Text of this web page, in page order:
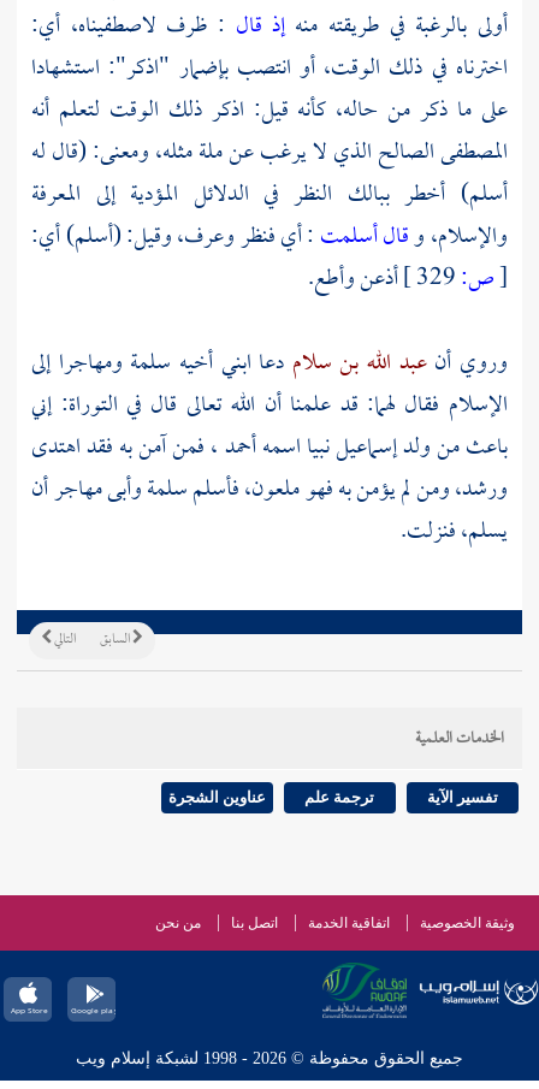
أولى بالرغبة في طريقته منهإذ قال : ظرف لاصطفيناه، أي:
اخترناه في ذلك الوقت، أو انتصب بإضمار "اذكر": استشهادا
على ما ذكر من حاله، كأنه قيل: اذكر ذلك الوقت لتعلم أنه
المصطفى الصالح الذي لا يرغب عن ملة مثله، ومعنى: (قال له
أسلم) أخطر ببالك النظر في الدلائل المؤدية إلى المعرفة
والإسلام، وقال أسلمت : أي فنظر وعرف، وقيل: (أسلم) أي:
[ص:
أذعن وأطع.
وروي أنعبد الله بن سلام دعا ابني أخيه سلمة ومهاجراإلى
الإسلام فقال لهما: قد علمنا أن الله تعالى قال في التوراة: إني
باعث من ولدإسماعيلنبيا اسمه أحمد ، فمن آمن به فقد اهتدى
ورشد، ومن لم يؤمن به فهو ملعون، فأسلمسلمةوأبىمهاجرأن
يسلم، فنزلت.
التالي السابق
الخدمات العلمية
تفسير الآية ترجمة علم عناوين الشجرة
وثيقة الخصوصية اتفاقية الخدمة اتصل بنا من نحن
جميع الحقوق محفوظة © 2026 - 1998 لشبكة إسلام ويب